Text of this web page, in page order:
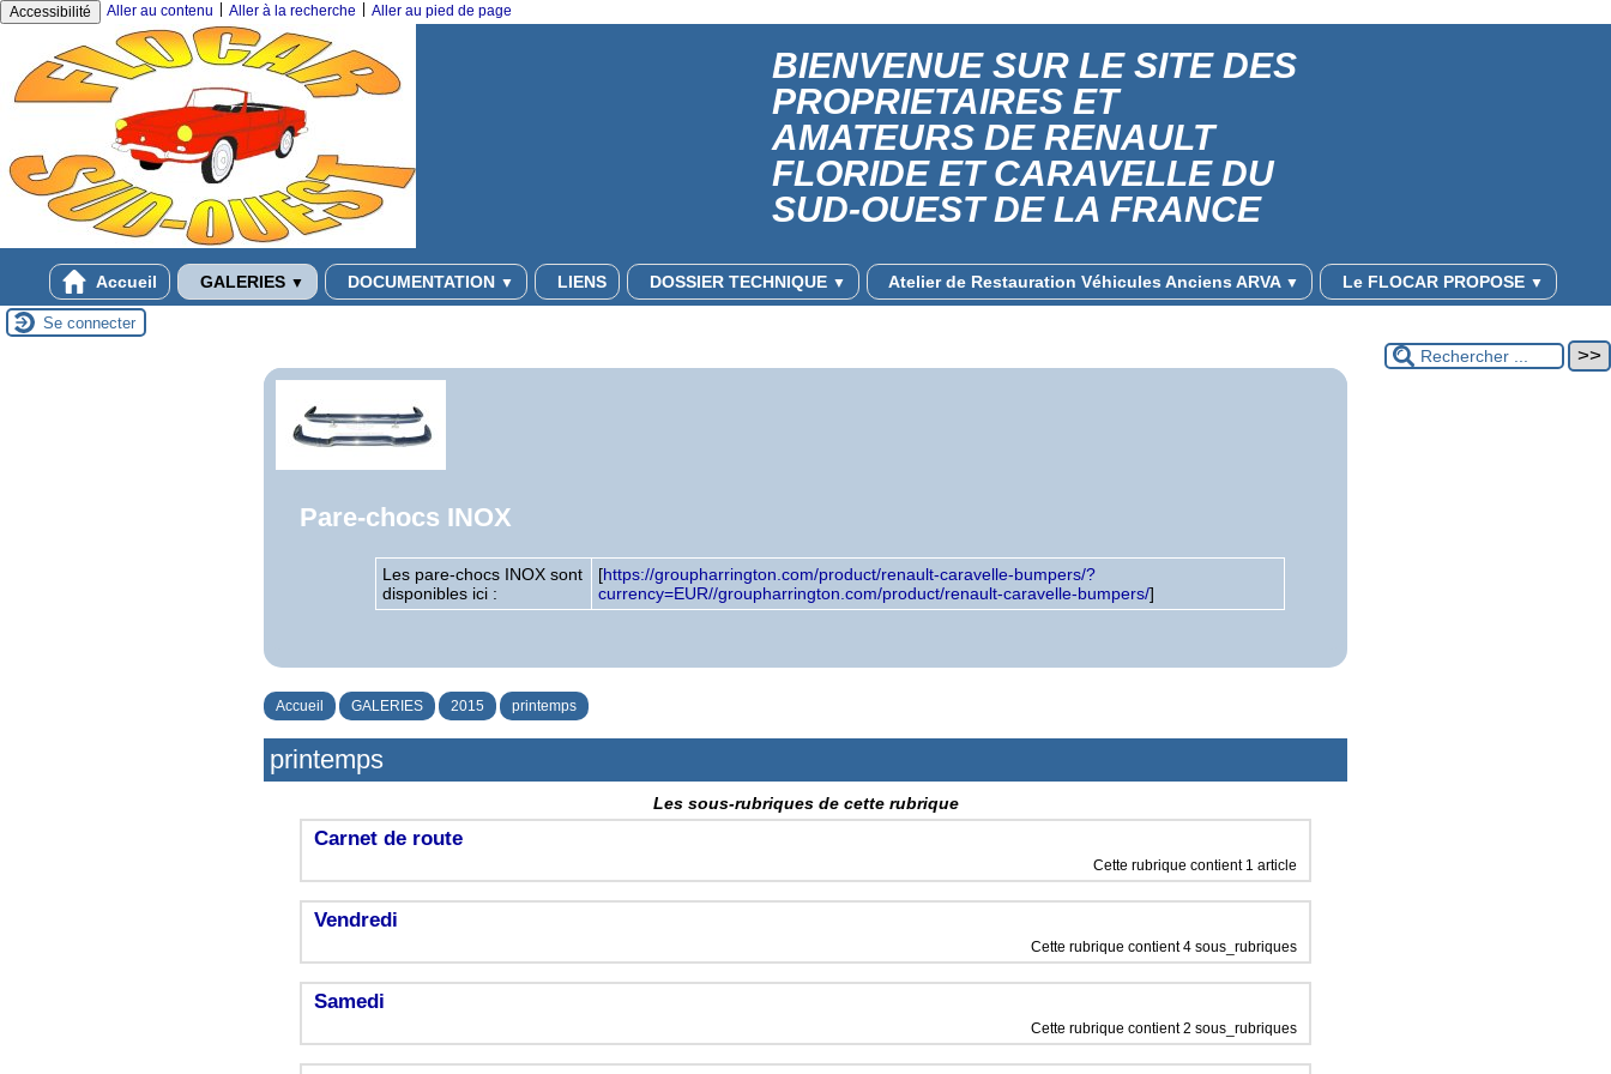
Accessibilité Aller au contenu Aller à la recherche Aller au pied de page
BIENVENUE SUR LE SITE DES
PROPRIETAIRES ET
AMATEURS DE RENAULT
FLORIDE ET CARAVELLE DU
SUD-OUEST DE LA FRANCE
Accueil GALERIES ▼ DOCUMENTATION ▼ LIENS DOSSIER TECHNIQUE ▼ Atelier de Restauration Véhicules Anciens ARVA ▼ Le FLOCAR PROPOSE ▼
Se connecter
Pare-chocs INOX
Les pare-chocs INOX sont
disponibles ici :
[https://groupharrington.com/product/renault-caravelle-bumpers/?
currency=EUR//groupharrington.com/product/renault-caravelle-bumpers/]
Accueil GALERIES 2015 printemps
printemps
Les sous-rubriques de cette rubrique
Carnet de route
Cette rubrique contient 1 article
Vendredi
Cette rubrique contient 4 sous_rubriques
Samedi
Cette rubrique contient 2 sous_rubriques